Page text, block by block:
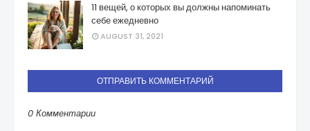
11 вещей, о которых вы должны напоминать
себе ежедневно
AUGUST 31, 2021
ОТПРАВИТЬ КОММЕНТАРИЙ
0 Комментарии